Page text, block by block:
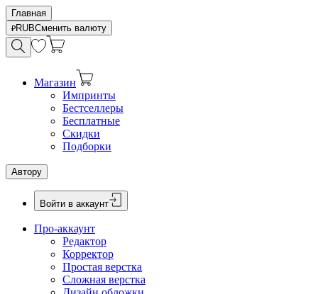
Главная
RUBСменить валюту
Магазин
Импринты
Бестселлеры
Бесплатные
Скидки
Подборки
Автору
Войти в аккаунт
Про-аккаунт
Редактор
Корректор
Простая верстка
Сложная верстка